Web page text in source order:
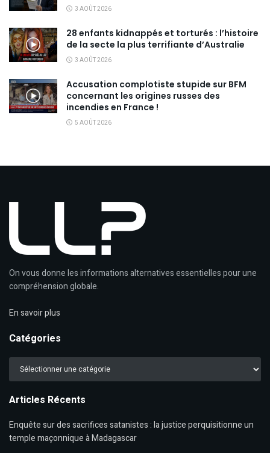
3 AOÛT 2026
28 enfants kidnappés et torturés : l’histoire
de la secte la plus terrifiante d’Australie
3 AOÛT 2026
Accusation complotiste stupide sur BFM
concernant les origines russes des
incendies en France !
5 AOÛT 2026
On vous donne les informations alternatives essentielles pour une
compréhension globale.
En savoir plus
Catégories
Catégories
Articles Récents
Enquête sur des sacrifices satanistes : la justice perquisitionne un
temple maçonnique à Madagascar